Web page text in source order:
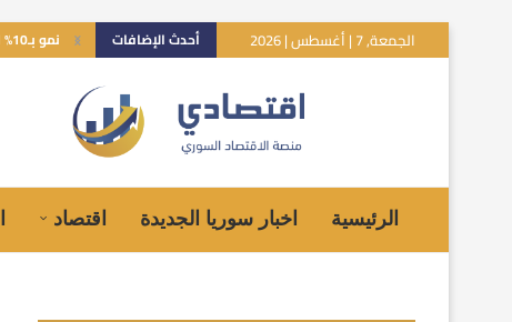
الجمعة, 7 | أغسطس | 2026 أحدث الإضافات نمو بـ10% للاقتصاد السوري.. هل تعكس توقعات صندوق النقد الواقع؟
الرئيسية اخبار سوريا الجديدة اقتصاد